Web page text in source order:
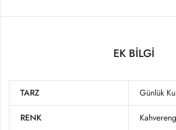
EK BILGI
TARZ Günlük
RENK